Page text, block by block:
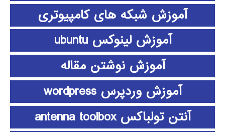
آموزش شبکه های کامپیوتری
آموزش لینوکس ubuntu
آموزش نوشتن مقاله
آموزش وردپرس wordpress
آنتن تولباکس antenna toolbox